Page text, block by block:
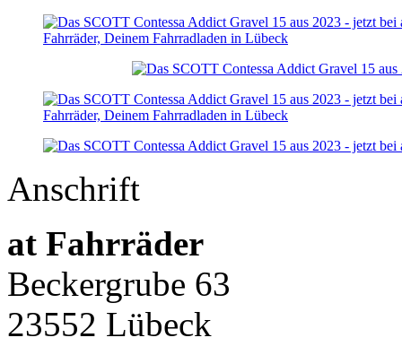
Anschrift
at Fahrräder
Beckergrube 63
23552 Lübeck